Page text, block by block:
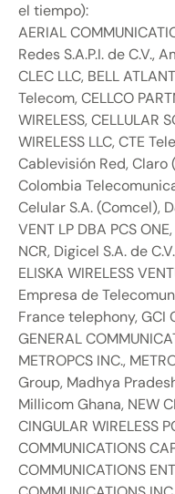
el tiempo):
AERIAL
Redes S.A.P.I. de C.V.,
CLEC LLC, BELL
Telecom, CELLCO
WIRELESS, CELLULAR
WIRELESS LLC, CTE
Cablevisión Red, Claro
Colombia
Celular S.A. (Comcel),
VENT LP DBA PCS
NCR, Digicel S.A. de
ELISKA WIRELESS
Empresa de
France telephony, GCI
GENERAL
METROPCS INC.,
Group, Madhya
Millicom Ghana, NEW
CINGULAR WIRELESS
COMMUNICATIONS
COMMUNICATIONS